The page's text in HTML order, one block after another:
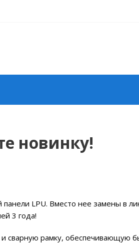
новинку!
LPU. Вместо нее замены в
3 года!
сварную рамку, обеспечивающую